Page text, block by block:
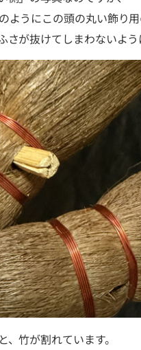
ようにこの頭の丸い飾り
が抜けてしまわないよう
竹が割れています。